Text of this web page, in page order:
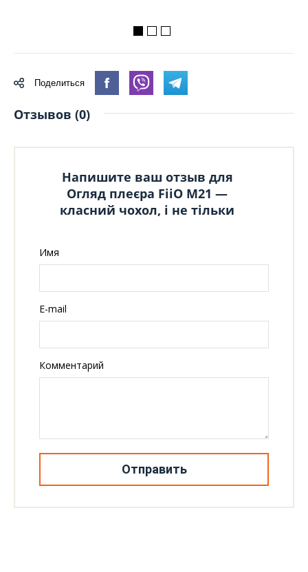
Поделиться
Отзывов (0)
Напишите ваш отзыв для
Огляд плеєра FiiO M21 —
класний чохол, і не тільки
Имя
E-mail
Комментарий
Отправить